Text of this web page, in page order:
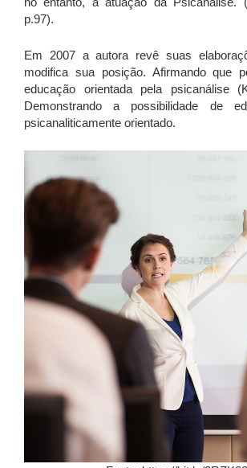
p.97).
Em 2007 a autora revê suas
modifica sua posição. Afirmando que
educação orientada pela psicanálise
Demonstrando a possibilidade de
psicanaliticamente orientado.